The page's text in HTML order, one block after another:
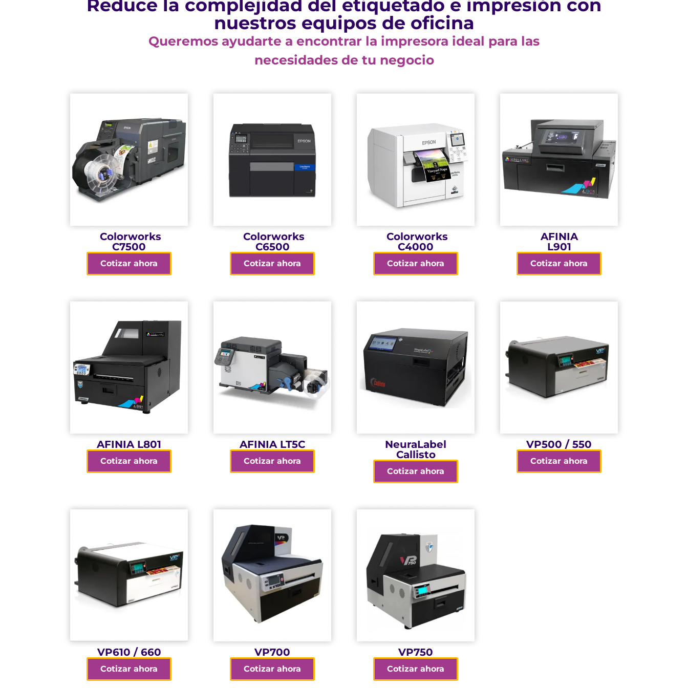
Reduce la complejidad del etiquetado e impresión con
nuestros equipos de oficina
Queremos ayudarte a encontrar la impresora ideal para las
necesidades de tu negocio
300mm/s
Resolución de
600 x 1200dpi
Tecnología
PrecisionCore
Fácil integración
con aplicaciones y
Colorworks
C7500
Cotizar ahora
Impresión de
inyección de tinta
Ideal para
etiquetas bajo
demanda en muy
poco tiempo
Colorworks
C6500
Cotizar ahora
confiabilidad;
Ingeniería para
exigentes
Imágenes nítidas y
de calidad
fotográfica
Fácil integración
con ZPL II®, SAP®,
Colorworks
C4000
Cotizar ahora
perfecta para
largos trabajos de
impresión
Impresiones
vibrantes, a todo
color y alta
resolución
AFINIA
L901
Cotizar ahora
Impresión a todo
color de alto
impacto sin tener
que afrontar un
Alto rendimiento,
baja inversión inicial
Ideal para espacios
reducidos
AFINIA L801
Cotizar ahora
Salida profesional
de cinco colores
para una amplia
variedad de
mercados
AFINIA LT5C
Cotizar ahora
Impresora de
etiquetas a todo
Ideal para
empresas en
crecimiento
NeuraLabel
Callisto
Cotizar ahora
1000 etiquetas (6 x 4”)
en menos de 10 min.
Tintas resistentes al agua
mejoradas (con VP550)
Fórmula de tinta
colorante segura para
alimentos y respetuosa
con el medio ambiente.
VP500 / 550
Cotizar ahora
2400 etiquetas (6 x 4”)
en menos de 10 min
Tintas resistentes al agua
mejoradas (con VP660)
Fórmula de tinta
colorante segura para
alimentos y respetuosa
con medio ambiente
VP610 / 660
Cotizar ahora
300mm/s
Resolución de
600 x 1200dpi
Tecnología
PrecisionCore
Fácil integración
con aplicaciones y
sistemas
VP700
Cotizar ahora
Alta velocidad,
hasta 18
metros/minuto.
Bajo coste de
impresión y bajo
mantenimiento
Diseñada para un
uso industrial.
Alta calidad, hasta
1600x1600 dpi
VP750
Cotizar ahora